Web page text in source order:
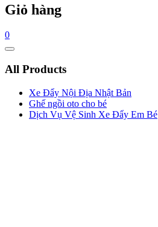
Giỏ hàng
0
Catalog
All Products
Xe Đẩy Nội Địa Nhật Bản
Ghế ngồi oto cho bé
Dịch Vụ Vệ Sinh Xe Đẩy Em Bé